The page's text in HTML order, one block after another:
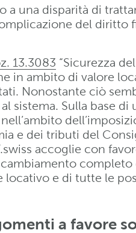
a una disparità di
del diritto
13.3083 “Sicurezza
in ambito di valore
Nonostante ciò
sistema. Sulla base di
e dei tributi del
accoglie con
completo
locativo e di tutte le
a favore